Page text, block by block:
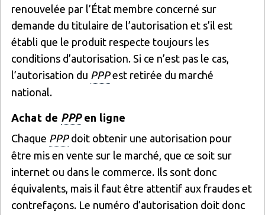
renouvelée par l’État membre concerné sur
demande du titulaire de l’autorisation et s’il est
établi que le produit respecte toujours les
conditions d’autorisation. Si ce n’est pas le cas,
l’autorisation du PPPest retirée du marché
national.
Achat de PPPen ligne
Chaque PPPdoit obtenir une autorisation pour
être mis en vente sur le marché, que ce soit sur
internet ou dans le commerce. Ils sont donc
équivalents, mais il faut être attentif aux fraudes et
contrefaçons. Le numéro d’autorisation doit donc